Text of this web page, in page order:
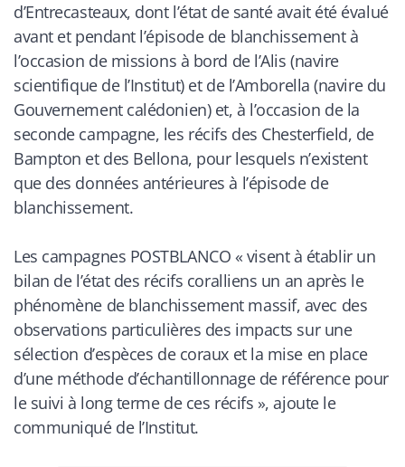
d’Entrecasteaux, dont l’état de santé avait été évalué
avant et pendant l’épisode de blanchissement à
l’occasion de missions à bord de l’Alis (navire
scientifique de l’Institut) et de l’Amborella (navire du
Gouvernement calédonien) et, à l’occasion de la
seconde campagne, les récifs des Chesterfield, de
Bampton et des Bellona, pour lesquels n’existent
que des données antérieures à l’épisode de
blanchissement.
Les campagnes POSTBLANCO « visent à établir un
bilan de l’état des récifs coralliens un an après le
phénomène de blanchissement massif, avec des
observations particulières des impacts sur une
sélection d’espèces de coraux et la mise en place
d’une méthode d’échantillonnage de référence pour
le suivi à long terme de ces récifs », ajoute le
communiqué de l’Institut.